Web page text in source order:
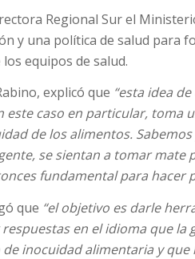
Regional Sur el
y una política de salud para
equipos de salud.
explicó que “esta idea
este caso en particular, toma
de los alimentos.
se sientan a tomar mate
fundamental para hacer
que “el objetivo es darle
en el idioma que la
inocuidad alimentaria y